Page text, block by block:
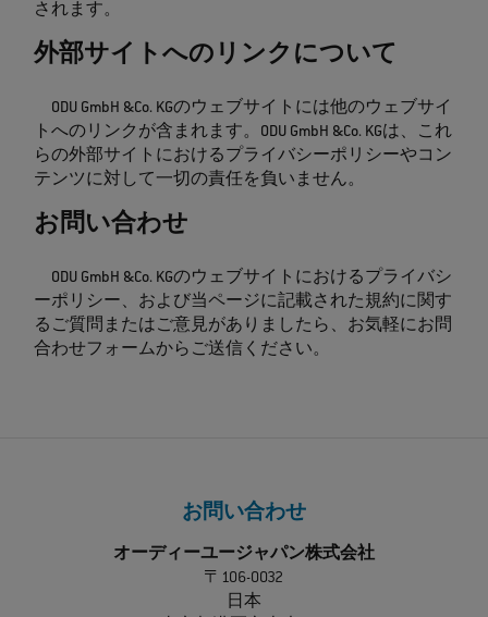
されます。
外部サイトへのリンクについて
ODU GmbH &Co. KGのウェブサイトには他のウェブサイ
トへのリンクが含まれます。ODU GmbH &Co. KGは、これ
らの外部サイトにおけるプライバシーポリシーやコン
テンツに対して一切の責任を負いません。
お問い合わせ
ODU GmbH &Co. KGのウェブサイトにおけるプライバシ
ーポリシー、および当ページに記載された規約に関す
るご質問またはご意見がありましたら、お気軽にお問
合わせフォームからご送信ください。
お問い合わせ
オーディーユージャパン株式会社
〒106-0032
日本